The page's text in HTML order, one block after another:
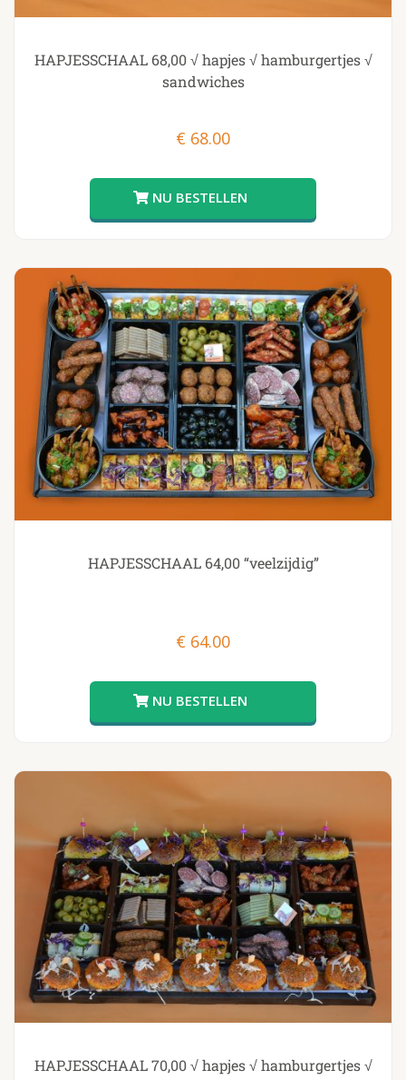
HAPJESSCHAAL 68,00 √ hapjes √ hamburgertjes √
sandwiches
€ 68.00
HAPJESSCHAAL 64,00 “veelzijdig”
€ 64.00
HAPJESSCHAAL 70,00 √ hapjes √ hamburgertjes √